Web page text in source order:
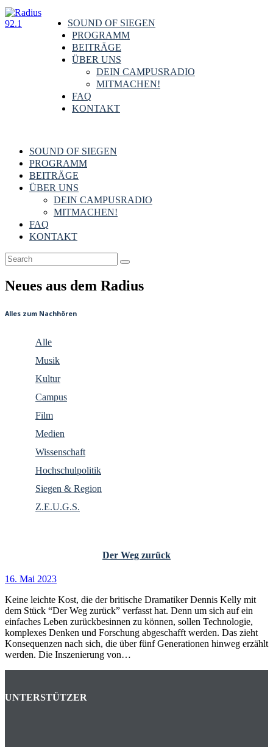
SOUND OF SIEGEN
PROGRAMM
BEITRÄGE
ÜBER UNS
DEIN CAMPUSRADIO
MITMACHEN!
FAQ
KONTAKT
SOUND OF SIEGEN
PROGRAMM
BEITRÄGE
ÜBER UNS
DEIN CAMPUSRADIO
MITMACHEN!
FAQ
KONTAKT
Neues aus dem Radius
Alles zum Nachhören
Alle
Musik
Kultur
Campus
Film
Medien
Wissenschaft
Hochschulpolitik
Siegen & Region
Z.E.U.G.S.
Der Weg zurück
16. Mai 2023
Keine leichte Kost, die der britische Dramatiker Dennis Kelly mit
dem Stück “Der Weg zurück” verfasst hat. Denn um sich auf ein
einfaches Leben zurückbesinnen zu können, sollen Technologie,
komplexes Denken und Forschung abgeschafft werden. Das zieht
Konsequenzen nach sich, die über fünf Generationen hinweg erzählt
werden. Die Inszenierung von…
UNTERSTÜTZER